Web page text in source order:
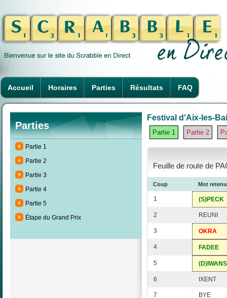
Accueil Horaires Parties Résultats FAQ
Parties
Partie 1
Partie 2
Partie 3
Partie 4
Partie 5
Étape du Grand Prix
Festival d'Aix-les-
Partie 1 Partie 2
Feuille de route de
Coup Mot retenu
1 (S)PECK
2 REUNI
3 OKRA
4 FADEE
5 (D)IWANS
6 IXENT
7 BYE